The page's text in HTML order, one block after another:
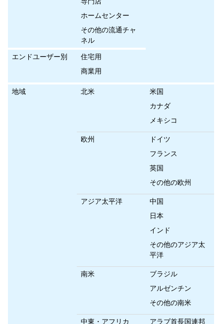
ホームセンター
その他の流通チャ
ネル
エンドユーザー別
住宅用
商業用
地域 北米
米国
カナダ
メキシコ
欧州
ドイツ
フランス
英国
その他の欧州
アジア太平洋
中国
日本
インド
その他のアジア太
平洋
南米
ブラジル
アルゼンチン
その他の南米
中東・アフリカ
アラブ首長国連邦